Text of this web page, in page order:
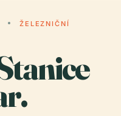
ŽELEZNIČNÍ